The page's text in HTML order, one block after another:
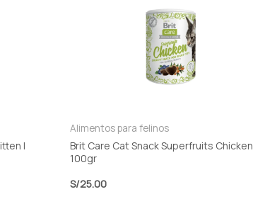
|
Alimentos para felinos
Brit Care Cat Snack Superfruits Chicken
100gr
S/25.00